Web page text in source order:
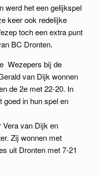
werd het een gelijkspel
keer ook redelijke
toch een extra punt
BC Dronten.
Wezepers bij de
van Dijk wonnen
de 2e met 22-20. In
in hun spel en
Vera van Dijk en
Zij wonnen met
uit Dronten met 7-21